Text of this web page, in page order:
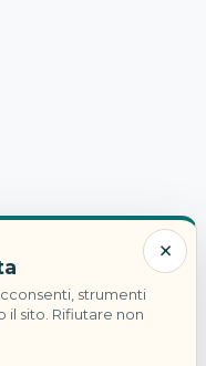
×
strumenti
il sito. Rifiutare non